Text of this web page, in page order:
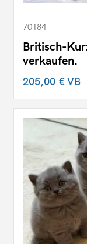
70184
Britisch-
verkaufen.
205,00 €VB